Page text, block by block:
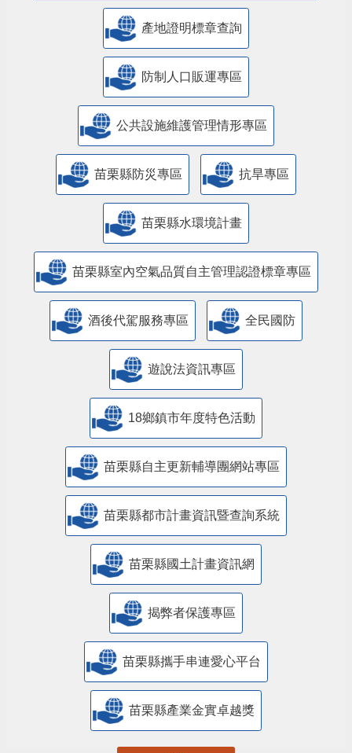
產地證明標章查詢
防制人口販運專區
​公共設施維護管理情形專區
苗栗縣防災專區 抗旱專區
苗栗縣水環境計畫
苗栗縣室內空氣品質自主管理認證標章專區
酒後代駕服務專區 全民國防
遊說法資訊專區
18鄉鎮市年度特色活動
苗栗縣自主更新輔導團網站專區
苗栗縣都市計畫資訊暨查詢系統
苗栗縣國土計畫資訊網
揭弊者保護專區
苗栗縣攜手串連愛心平台
苗栗縣產業金實卓越獎